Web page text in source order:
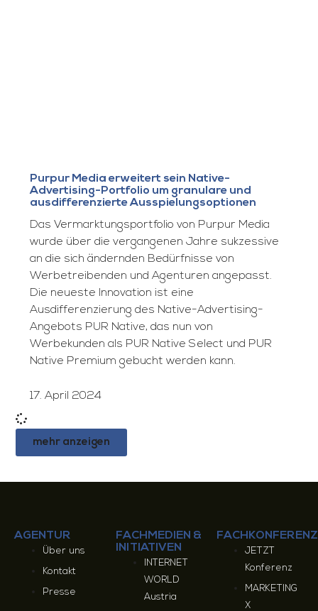
Purpur Media erweitert sein Native-
Advertising-Portfolio um granulare und
ausdifferenzierte Ausspielungsoptionen
Das Vermarktungsportfolio von Purpur Media
wurde über die vergangenen Jahre sukzessive
an die sich ändernden Bedürfnisse von
Werbetreibenden und Agenturen angepasst.
Die neueste Innovation ist eine
Ausdifferenzierung des Native-Advertising-
Angebots PUR Native, das nun von
Werbekunden als PUR Native Select und PUR
Native Premium gebucht werden kann.
17. April 2024
mehr anzeigen
AGENTUR
Über uns
Kontakt
Presse
FACHMEDIEN &
INITIATIVEN
INTERNET
WORLD
Austria
JETZT
Konferenz
MARKETING
X